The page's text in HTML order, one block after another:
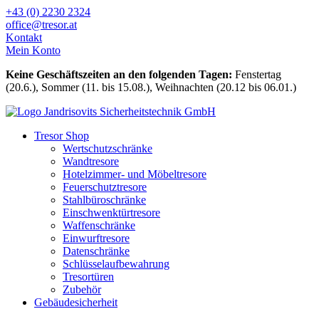
Zum
Inhalt
wechseln
+43 (0) 2230 2324
office@tresor.at
Kontakt
Mein Konto
Keine Geschäftszeiten an den folgenden Tagen: Fenstertag
(20.6.), Sommer (11. bis 15.08.), Weihnachten (20.12 bis 06.01.)
Tresor Shop
Wertschutzschränke
Wandtresore
Hotelzimmer- und Möbeltresore
Feuerschutztresore
Stahlbüroschränke
Einschwenktürtresore
Waffenschränke
Einwurftresore
Datenschränke
Schlüsselaufbewahrung
Tresortüren
Zubehör
Gebäudesicherheit